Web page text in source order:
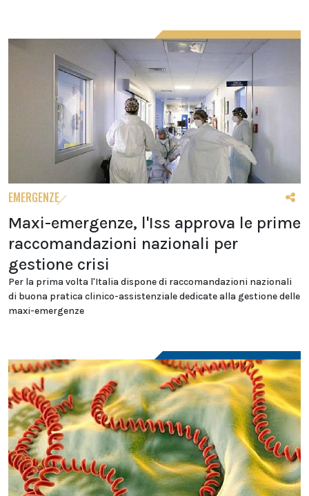
EMERGENZE
Maxi-emergenze, l'Iss approva le prime
raccomandazioni nazionali per
gestione crisi
Per la prima volta l'Italia dispone di raccomandazioni nazionali
di buona pratica clinico-assistenziale dedicate alla gestione delle
maxi-emergenze